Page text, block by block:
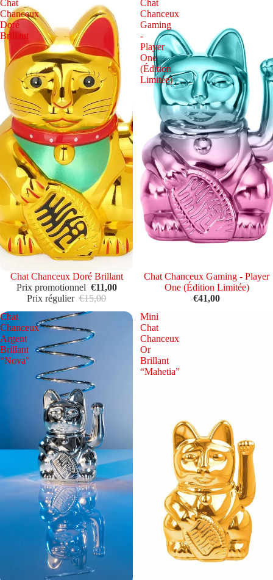
Chat
Chanceux
Doré
Brillant
Épuisé
Chat Chanceux Doré Brillant
Prix promotionnel €11,00
Prix régulier €15,00
Chat
Chanceux
Gaming
-
Player
One
(Édition
Limitée)
Chat Chanceux Gaming - Player
One (Édition Limitée)
€41,00
Chat
Chanceux
Argent
Brillant
“Nova”
Mini
Chat
Chanceux
Or
Brillant
“Mahetia”